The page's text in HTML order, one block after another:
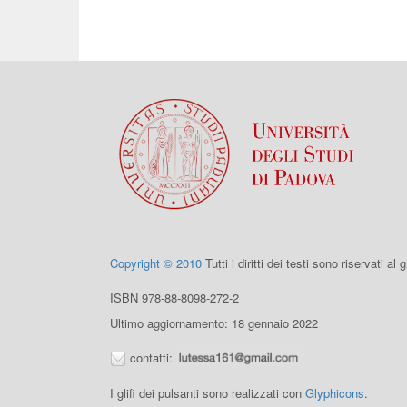
Copyright © 2010 Tutti i diritti dei testi sono riservati al
ISBN 978-88-8098-272-2
Ultimo aggiornamento: 18 gennaio 2022
contatti:
I glifi dei pulsanti sono realizzati con Glyphicons.